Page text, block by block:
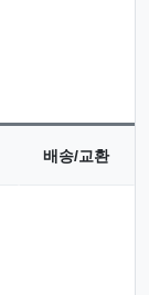
배송/교환